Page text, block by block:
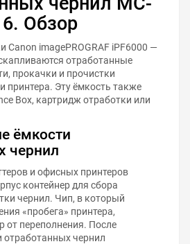
Обзор
Canon imagePROGRAF iPF6000 —
отработанные
прокачки и прочистки
принтера. Эту ёмкость также
Box, картридж отработки или
ёмкости
чернил
и офисных принтеров
контейнер для сбора
чернил. Чип, в который
«пробега» принтера,
от переполнения. После
отработанных чернил